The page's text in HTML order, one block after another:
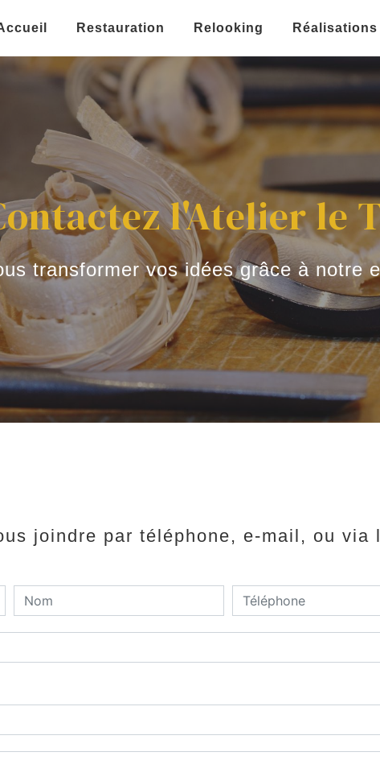
Restauration Relooking Réalisations
l'Atelier le
transformer vos idées grâce à notre
joindre par téléphone, e-mail, ou via